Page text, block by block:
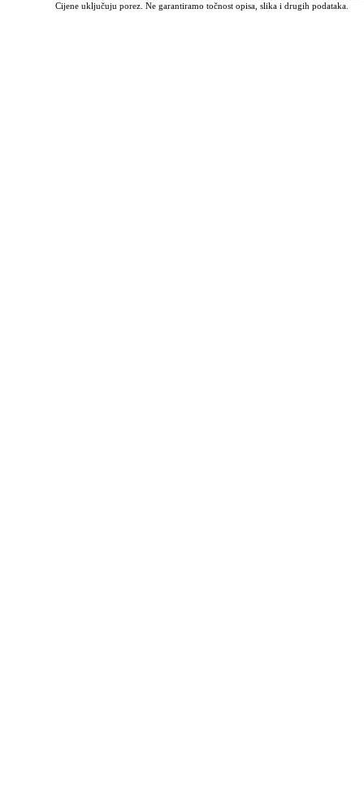
Cijene uključuju porez. Ne garantiramo točnost opisa, slika i drugih podataka.